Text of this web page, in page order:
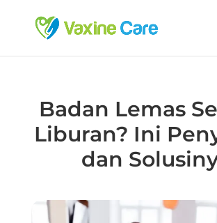
Badan Lemas
Liburan? Ini
dan